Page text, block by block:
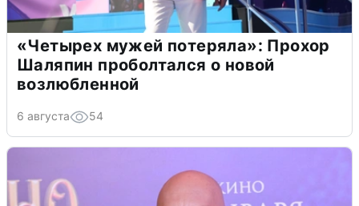
«Четырех мужей потеряла»: Прохор
Шаляпин проболтался о новой
возлюбленной
6 августа 54